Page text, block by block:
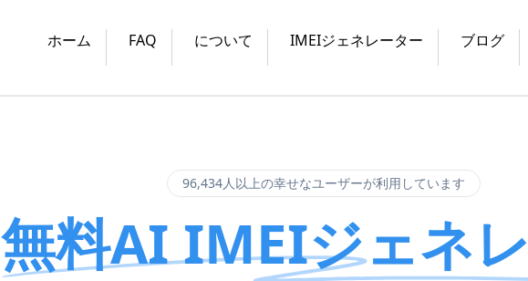
ホーム FAQ について IMEIジェネレーター ブログ
96,434人以上の幸せなユーザーが利用しています
無料AI IMEIジェネ